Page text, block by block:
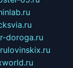
doroga.ru
lovinskix.ru